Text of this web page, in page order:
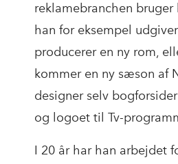
reklamebranchen bruger
han for eksempel
producerer en ny rom,
kommer en ny sæson af
designer selv
og logoet til Tv-
I 20 år har han arbejdet